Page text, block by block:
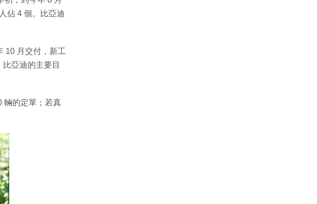
佔 4 個。比亞迪
10 月交付，新工
亞迪的主要目
輛的定單；若真